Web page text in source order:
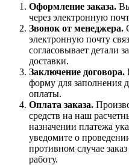
Оформление заказа.
через электронную
Звонок от менеджера.
электронную почту
согласовывает детали
доставки.
Заключение договора.
форму для заполнения
оплаты.
Оплата заказа.
средств на наш
назначении платежа
уведомите о
противном случае
работу.